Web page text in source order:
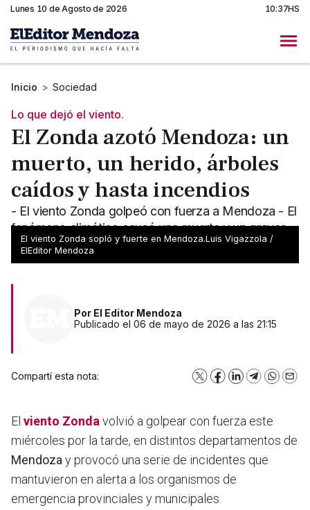
Lunes 10 de Agosto de 2026 10:37HS
Inicio > Sociedad
Lo que dejó el viento.
El Zonda azotó Mendoza: un
muerto, un herido, árboles
caídos y hasta incendios
- El viento Zonda golpeó con fuerza a Mendoza - El
fenómeno climático causó una muerte y un graves
daños en la provincia
El viento Zonda sopló y fuerte en Mendoza.Luis Vigazzola /
ElEditor Mendoza
Por El Editor Mendoza
Publicado el 06 de mayo de 2026 a las 21:15
Compartí esta nota: X Facebook
LinkedInTelegram
El viento Zonda volvió a golpear con fuerza este
miércoles por la tarde, en distintos departamentos de
Mendoza y provocó una serie de incidentes que
mantuvieron en alerta a los organismos de
emergencia provinciales y municipales.